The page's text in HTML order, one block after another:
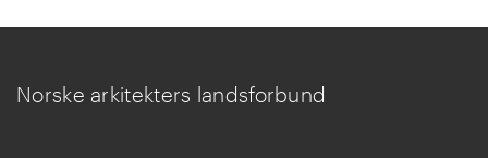
Norske arkitekters landsforbund